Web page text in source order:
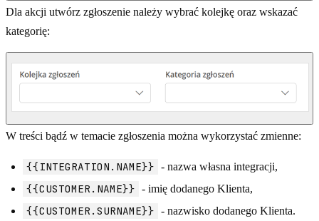
Dla akcji utwórz zgłoszenie należy wybrać kolejkę oraz wskazać
kategorię:
W treści bądź w temacie zgłoszenia można wykorzystać zmienne:
{{INTEGRATION.NAME}} - nazwa własna integracji,
{{CUSTOMER.NAME}} - imię dodanego Klienta,
{{CUSTOMER.SURNAME}} - nazwisko dodanego Klienta.